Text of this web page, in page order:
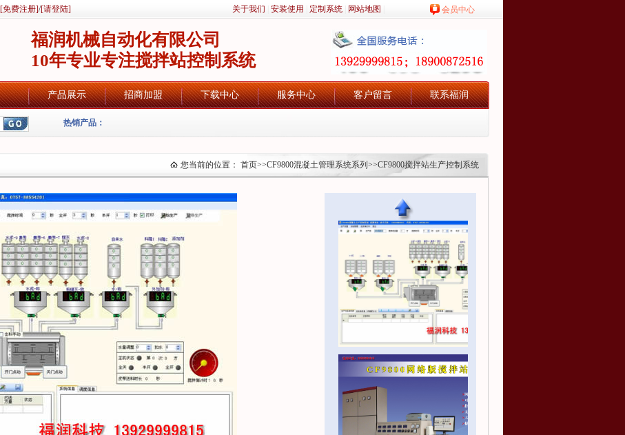
[免费注册]/[请登陆] 关于我们 安装使用 定制系统 网站地图 会员中心
福润机械自动化有限公司
10年专业专注搅拌站控制系统
产品展示 招商加盟 下载中心 服务中心 客户留言 联系福润
热销产品：
您当前的位置： 首页>>CF9800混凝土管理系统系列 >>CF9800搅拌站生产控制系统